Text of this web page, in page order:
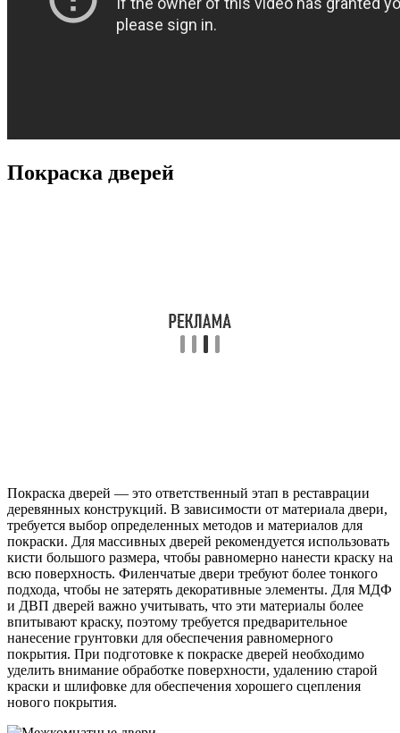
Покраска дверей
Покраска дверей — это ответственный этап в реставрации
деревянных конструкций. В зависимости от материала двери,
требуется выбор определенных методов и материалов для
покраски. Для массивных дверей рекомендуется использовать
кисти большого размера, чтобы равномерно нанести краску на
всю поверхность. Филенчатые двери требуют более тонкого
подхода, чтобы не затерять декоративные элементы. Для МДФ
и ДВП дверей важно учитывать, что эти материалы более
впитывают краску, поэтому требуется предварительное
нанесение грунтовки для обеспечения равномерного
покрытия. При подготовке к покраске дверей необходимо
уделить внимание обработке поверхности, удалению старой
краски и шлифовке для обеспечения хорошего сцепления
нового покрытия.